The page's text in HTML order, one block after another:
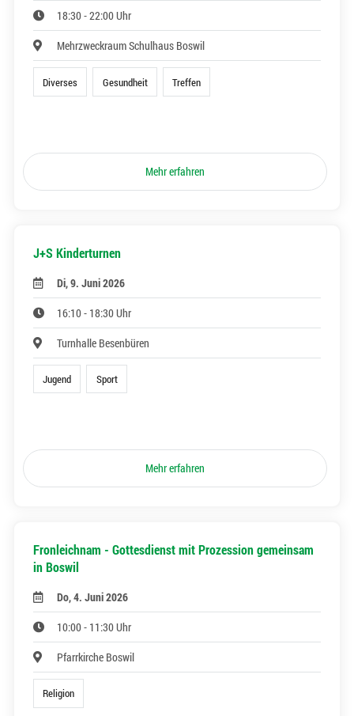
18:30 - 22:00 Uhr
Mehrzweckraum Schulhaus Boswil
Diverses Gesundheit Treffen
Mehr erfahren
J+S Kinderturnen
Di, 9. Juni 2026
16:10 - 18:30 Uhr
Turnhalle Besenbüren
Jugend Sport
Mehr erfahren
Fronleichnam - Gottesdienst mit Prozession gemeinsam
in Boswil
Do, 4. Juni 2026
10:00 - 11:30 Uhr
Pfarrkirche Boswil
Religion